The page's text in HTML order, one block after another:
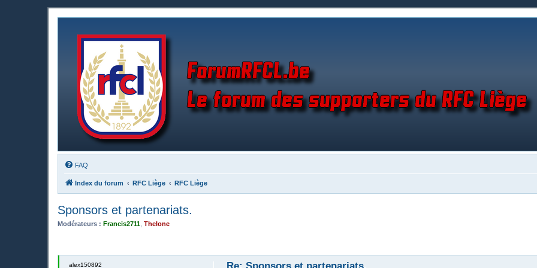
FAQ
Index du forum RFC Liège RFC Liège
Sponsors et partenariats.
Modérateurs : Francis2711 Thelone
alex150892
Re: Sponsors et partenariats.